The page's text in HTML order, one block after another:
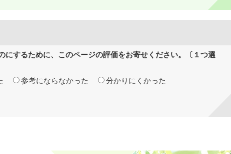
にするために、このページの評価をお寄せください。〔１つ選
参考にならなかった 分かりにくかった